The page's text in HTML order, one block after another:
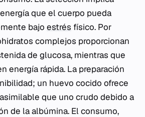
que el cuerpo pueda
bajo estrés físico. Por
complejos proporcionan
de glucosa, mientras que
energía rápida. La preparación
un huevo cocido ofrece
que uno crudo debido a
de la albúmina. El consumo,